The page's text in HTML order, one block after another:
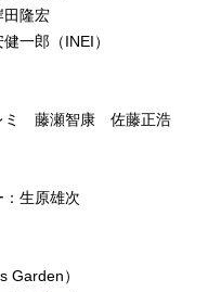
田隆宏
一郎（INEI）
ミ 藤瀬智康 佐藤正浩
生原雄次
Garden）